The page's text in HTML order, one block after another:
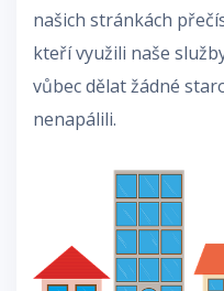
našich stránkách
kteří využili naše
vůbec dělat žádné
nenapálili.